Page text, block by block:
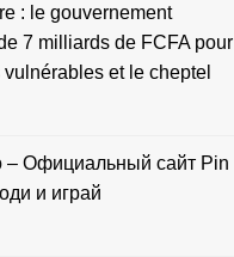
: le gouvernement
7 milliards de FCFA pour
et le cheptel
– Официальный сайт Pin
и играй